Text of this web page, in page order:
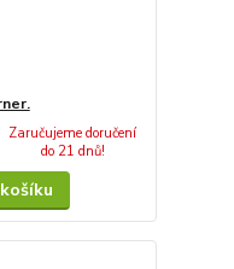
Zaručujeme doručení
do 21 dnů!